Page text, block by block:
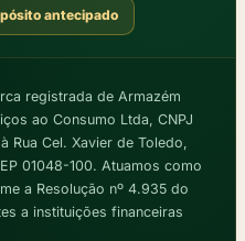
antecipado
registrada de Armazém
ao Consumo Ltda, CNPJ
Cel. Xavier de Toledo,
01048-100. Atuamos como
a Resolução nº 4.935 do
a instituições financeiras